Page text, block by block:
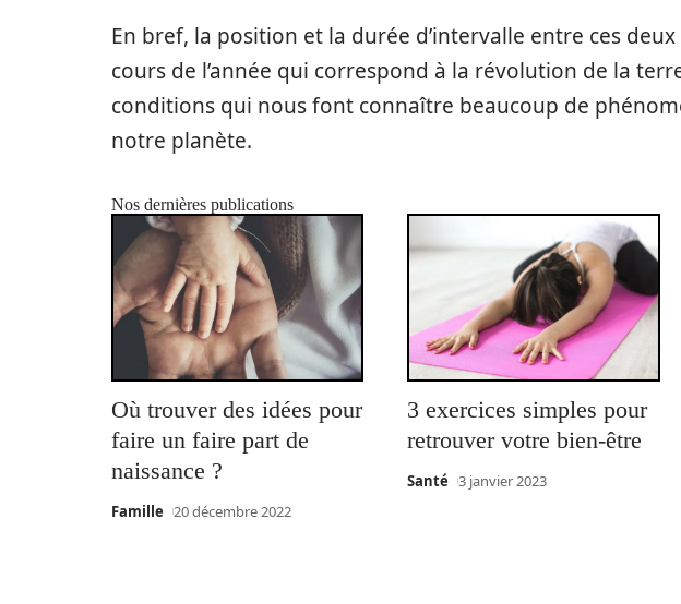
En bref, la position et la durée d’intervalle entre ces
cours de l’année qui correspond à la révolution de la
conditions qui nous font connaître beaucoup de
notre planète.
Nos dernières publications
Où trouver des idées pour
faire un faire part de
naissance ?
Famille 20 décembre 2022
3 exercices simples pour
retrouver votre bien-être
Santé 3 janvier 2023